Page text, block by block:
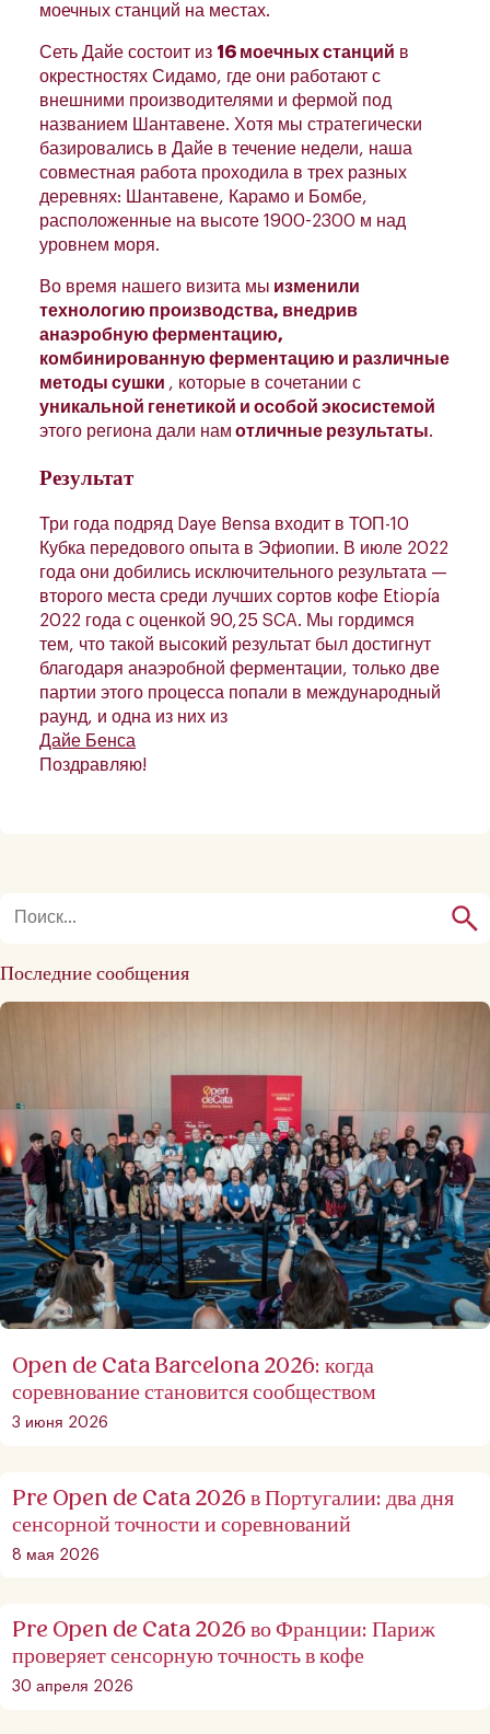
моечных станций на местах.
Сеть Дайе состоит из 16 моечных станций в
окрестностях Сидамо, где они работают с
внешними производителями и фермой под
названием Шантавене. Хотя мы стратегически
базировались в Дайе в течение недели, наша
совместная работа проходила в трех разных
деревнях: Шантавене, Карамо и Бомбе,
расположенные на высоте 1900-2300 м над
уровнем моря.
Во время нашего визита мы изменили
технологию производства, внедрив
анаэробную ферментацию,
комбинированную ферментацию и различные
методы сушки , которые в сочетании с
уникальной генетикой и особой экосистемой
этого региона дали нам отличные результаты.
Результат
Три года подряд Daye Bensa входит в ТОП-10
Кубка передового опыта в Эфиопии. В июле 2022
года они добились исключительного результата —
второго места среди лучших сортов кофе Etiopía
2022 года с оценкой 90,25 SCA. Мы гордимся
тем, что такой высокий результат был достигнут
благодаря анаэробной ферментации, только две
партии этого процесса попали в международный
раунд, и одна из них из
Дайе Бенса
Поздравляю!
Последние сообщения
Open de Cata Barcelona 2026: когда
соревнование становится сообществом
3 июня 2026
Pre Open de Cata 2026 в Португалии: два дня
сенсорной точности и соревнований
8 мая 2026
Pre Open de Cata 2026 во Франции: Париж
проверяет сенсорную точность в кофе
30 апреля 2026